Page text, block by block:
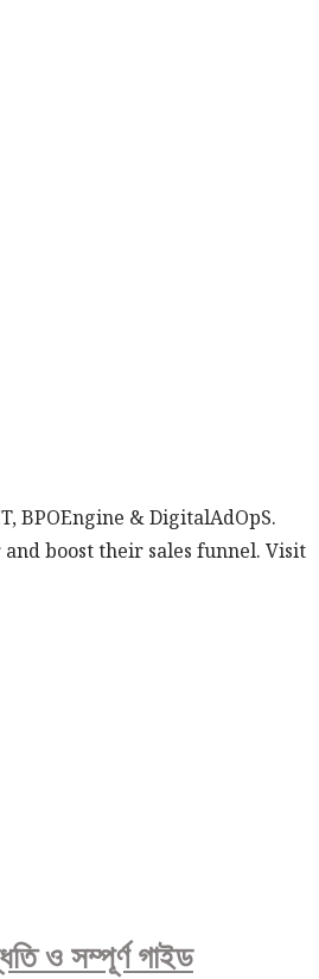
BPOEngine & DigitalAdOpS.
boost their sales funnel. Visit
ও সম্পূর্ণ গাইড